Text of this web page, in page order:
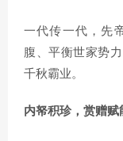
一代传一代，先
腹、平衡世家势
千秋霸业。
内帑积珍，赏赠赋